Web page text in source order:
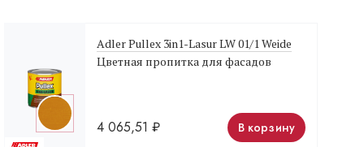
Adler Pullex 3in1-Lasur LW 01/1 Weide
Цветная пропитка для фасадов
4 065,51 ₽ В корзину